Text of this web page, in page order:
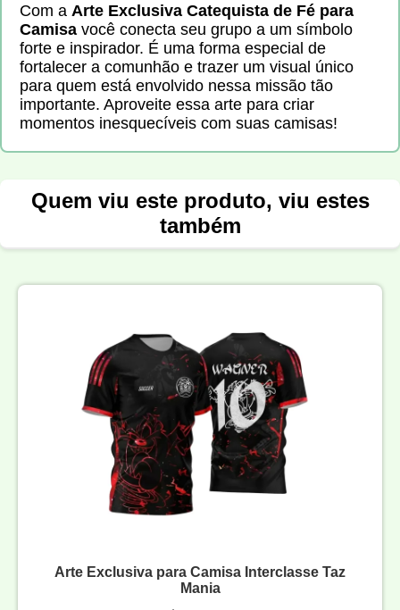
Com a Arte Exclusiva Catequista de Fé para
Camisa você conecta seu grupo a um símbolo
forte e inspirador. É uma forma especial de
fortalecer a comunhão e trazer um visual único
para quem está envolvido nessa missão tão
importante. Aproveite essa arte para criar
momentos inesquecíveis com suas camisas!
Quem viu este produto, viu estes
também
Arte Exclusiva para Camisa Interclasse Taz
Mania